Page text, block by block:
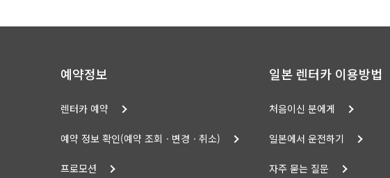
예약정보
렌터카 예약
예약 정보 확인(예약 조회ㆍ변경ㆍ취소)
프로모션
일본 렌터카 이용방법
처음이신 분에게
일본에서 운전하기
자주 묻는 질문